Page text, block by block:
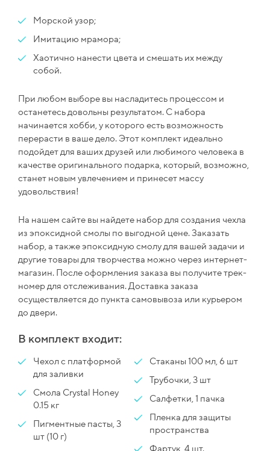
Морской узор;
Имитацию мрамора;
Хаотично нанести цвета и смешать их между
собой.
При любом выборе вы насладитесь процессом и
останетесь довольны результатом. С набора
начинается хобби, у которого есть возможность
перерасти в ваше дело. Этот комплект идеально
подойдет для ваших друзей или любимого человека в
качестве оригинального подарка, который, возможно,
станет новым увлечением и принесет массу
удовольствия!
На нашем сайте вы найдете набор для создания чехла
из эпоксидной смолы по выгодной цене. Заказать
набор, а также эпоксидную смолу для вашей задачи и
другие товары для творчества можно через интернет-
магазин. После оформления заказа вы получите трек-
номер для отслеживания. Доставка заказа
осуществляется до пункта самовывоза или курьером
до двери.
В комплект входит:
Чехол с платформой
для заливки
Смола Crystal Honey
0.15 кг
Пигментные пасты, 3
шт (10 г)
Стаканы 100 мл, 6 шт
Трубочки, 3 шт
Салфетки, 1 пачка
Пленка для защиты
пространства